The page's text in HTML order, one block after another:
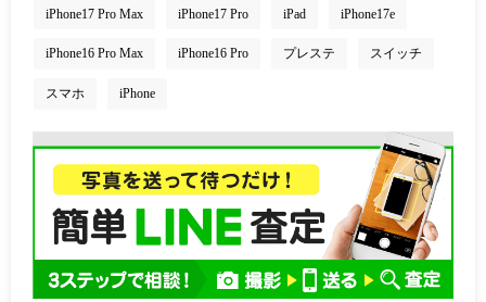
iPhone17 Pro Max iPhone17 Pro iPad iPhone17e
iPhone16 Pro Max iPhone16 Pro プレステ スイッチ
スマホ iPhone